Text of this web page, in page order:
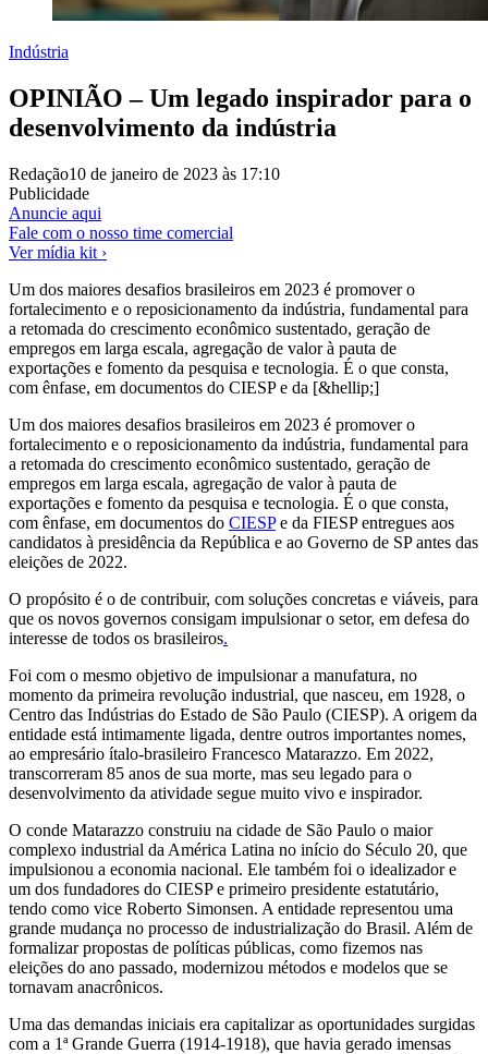
Indústria
OPINIÃO – Um legado inspirador para o
desenvolvimento da indústria
Redação10 de janeiro de 2023 às 17:10
Publicidade
Anuncie aqui
Fale com o nosso time comercial
Ver mídia kit ›
Um dos maiores desafios brasileiros em 2023 é promover o
fortalecimento e o reposicionamento da indústria, fundamental para
a retomada do crescimento econômico sustentado, geração de
empregos em larga escala, agregação de valor à pauta de
exportações e fomento da pesquisa e tecnologia. É o que consta,
com ênfase, em documentos do CIESP e da [&hellip;]
Um dos maiores desafios brasileiros em 2023 é promover o
fortalecimento e o reposicionamento da indústria, fundamental para
a retomada do crescimento econômico sustentado, geração de
empregos em larga escala, agregação de valor à pauta de
exportações e fomento da pesquisa e tecnologia. É o que consta,
com ênfase, em documentos do CIESPe da FIESP entregues aos
candidatos à presidência da República e ao Governo de SP antes das
eleições de 2022.
O propósito é o de contribuir, com soluções concretas e viáveis, para
que os novos governos consigam impulsionar o setor, em defesa do
interesse de todos os brasileiros.
Foi com o mesmo objetivo de impulsionar a manufatura, no
momento da primeira revolução industrial, que nasceu, em 1928, o
Centro das Indústrias do Estado de São Paulo (CIESP). A origem da
entidade está intimamente ligada, dentre outros importantes nomes,
ao empresário ítalo-brasileiro Francesco Matarazzo. Em 2022,
transcorreram 85 anos de sua morte, mas seu legado para o
desenvolvimento da atividade segue muito vivo e inspirador.
O conde Matarazzo construiu na cidade de São Paulo o maior
complexo industrial da América Latina no início do Século 20, que
impulsionou a economia nacional. Ele também foi o idealizador e
um dos fundadores do CIESP e primeiro presidente estatutário,
tendo como vice Roberto Simonsen. A entidade representou uma
grande mudança no processo de industrialização do Brasil. Além de
formalizar propostas de políticas públicas, como fizemos nas
eleições do ano passado, modernizou métodos e modelos que se
tornavam anacrônicos.
Uma das demandas iniciais era capitalizar as oportunidades surgidas
com a 1ª Grande Guerra (1914-1918), que havia gerado imensas